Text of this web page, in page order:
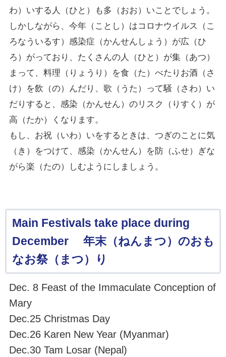
わ）いする人（ひと）も多（おお）いことでしょう。
しかしながら、今年（ことし）はコロナウイルス（こ
ろなういるす）感染症（かんせんしょう）が広（ひ
ろ）がっており、たくさんの人（ひと）が集（あつ）
まって、料理（りょうり）を食（た）べたりお酒（さ
け）を飲（の）んだり、歌（うた）って騒（さわ）い
だりすると、感染（かんせん）のリスク（りすく）が
高（たか）くなります。
もし、お祝（いわ）いをするときは、つぎのことに気
（き）をつけて、感染（かんせん）を防（ふせ）ぎな
がら楽（たの）しむようにしましょう。
Main Festivals take place during
December 年末（ねんまつ）のおも
なお祭（まつ）り
Dec. 8 Feast of the Immaculate Conception of
Mary
Dec.25 Christmas Day
Dec.26 Karen New Year (Myanmar)
Dec.30 Tam Losar (Nepal)